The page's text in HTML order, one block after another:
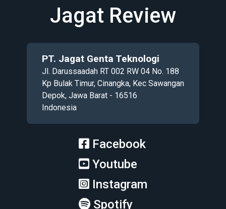
Jagat Review
PT. Jagat Genta Teknologi
Jl. Darussaadah RT 002 RW 04 No. 188
Kp Bulak Timur, Cinangka, Kec Sawangan
Depok, Jawa Barat - 16516
Indonesia
Facebook
Youtube
Instagram
Spotify